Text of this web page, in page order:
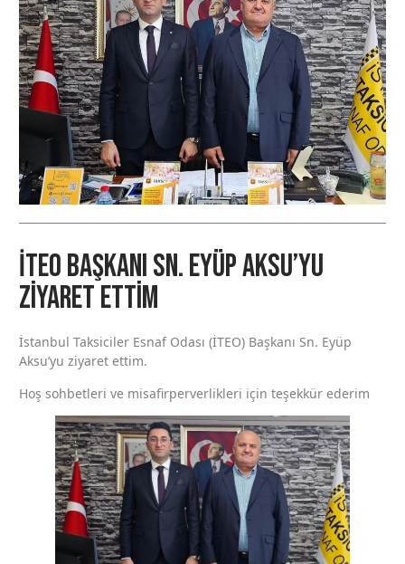
İTEO Başkanı Sn. Eyüp Aksu’yu
ziyaret ettim
İstanbul Taksiciler Esnaf Odası (İTEO) Başkanı Sn. Eyüp
Aksu’yu ziyaret ettim.
Hoş sohbetleri ve misafirperverlikleri için teşekkür ederim